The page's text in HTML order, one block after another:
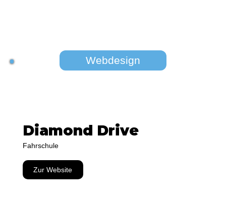
Diamond Drive
Fahrschule
Zur Website
Webdesign